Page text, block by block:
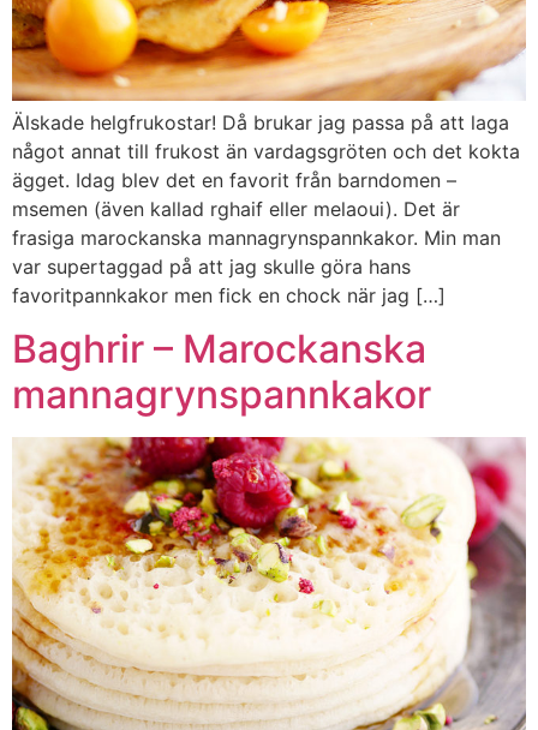
Älskade helgfrukostar! Då brukar jag passa på att laga
något annat till frukost än vardagsgröten och det kokta
ägget. Idag blev det en favorit från barndomen –
msemen (även kallad rghaif eller melaoui). Det är
frasiga marockanska mannagrynspannkakor. Min man
var supertaggad på att jag skulle göra hans
favoritpannkakor men fick en chock när jag […]
Baghrir – Marockanska
mannagrynspannkakor